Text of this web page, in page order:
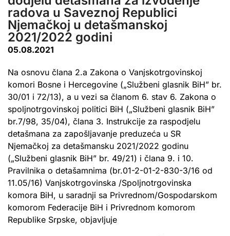
radova u Saveznoj Republici
Njemačkoj u detašmanskoj
2021/2022 godini
05.08.2021
Na osnovu člana 2.a Zakona o Vanjskotrgovinskoj
komori Bosne i Hercegovine („Službeni glasnik BiH” br.
30/01 i 72/13), a u vezi sa članom 6. stav 6. Zakona o
spoljnotrgovinskoj politici BiH („Službeni glasnik BiH”
br.7/98, 35/04), člana 3. Instrukcije za raspodjelu
detašmana za zapošljavanje preduzeća u SR
Njemačkoj za detašmansku 2021/2022 godinu
(„Službeni glasnik BiH” br. 49/21) i člana 9. i 10.
Pravilnika o detašamnima (br.01-2-01-2-830-3/16 od
11.05/16) Vanjskotrgovinska /Spoljnotrgovinska
komora BiH, u saradnji sa Privrednom/Gospodarskom
komorom Federacije BiH i Privrednom komorom
Republike Srpske, objavljuje